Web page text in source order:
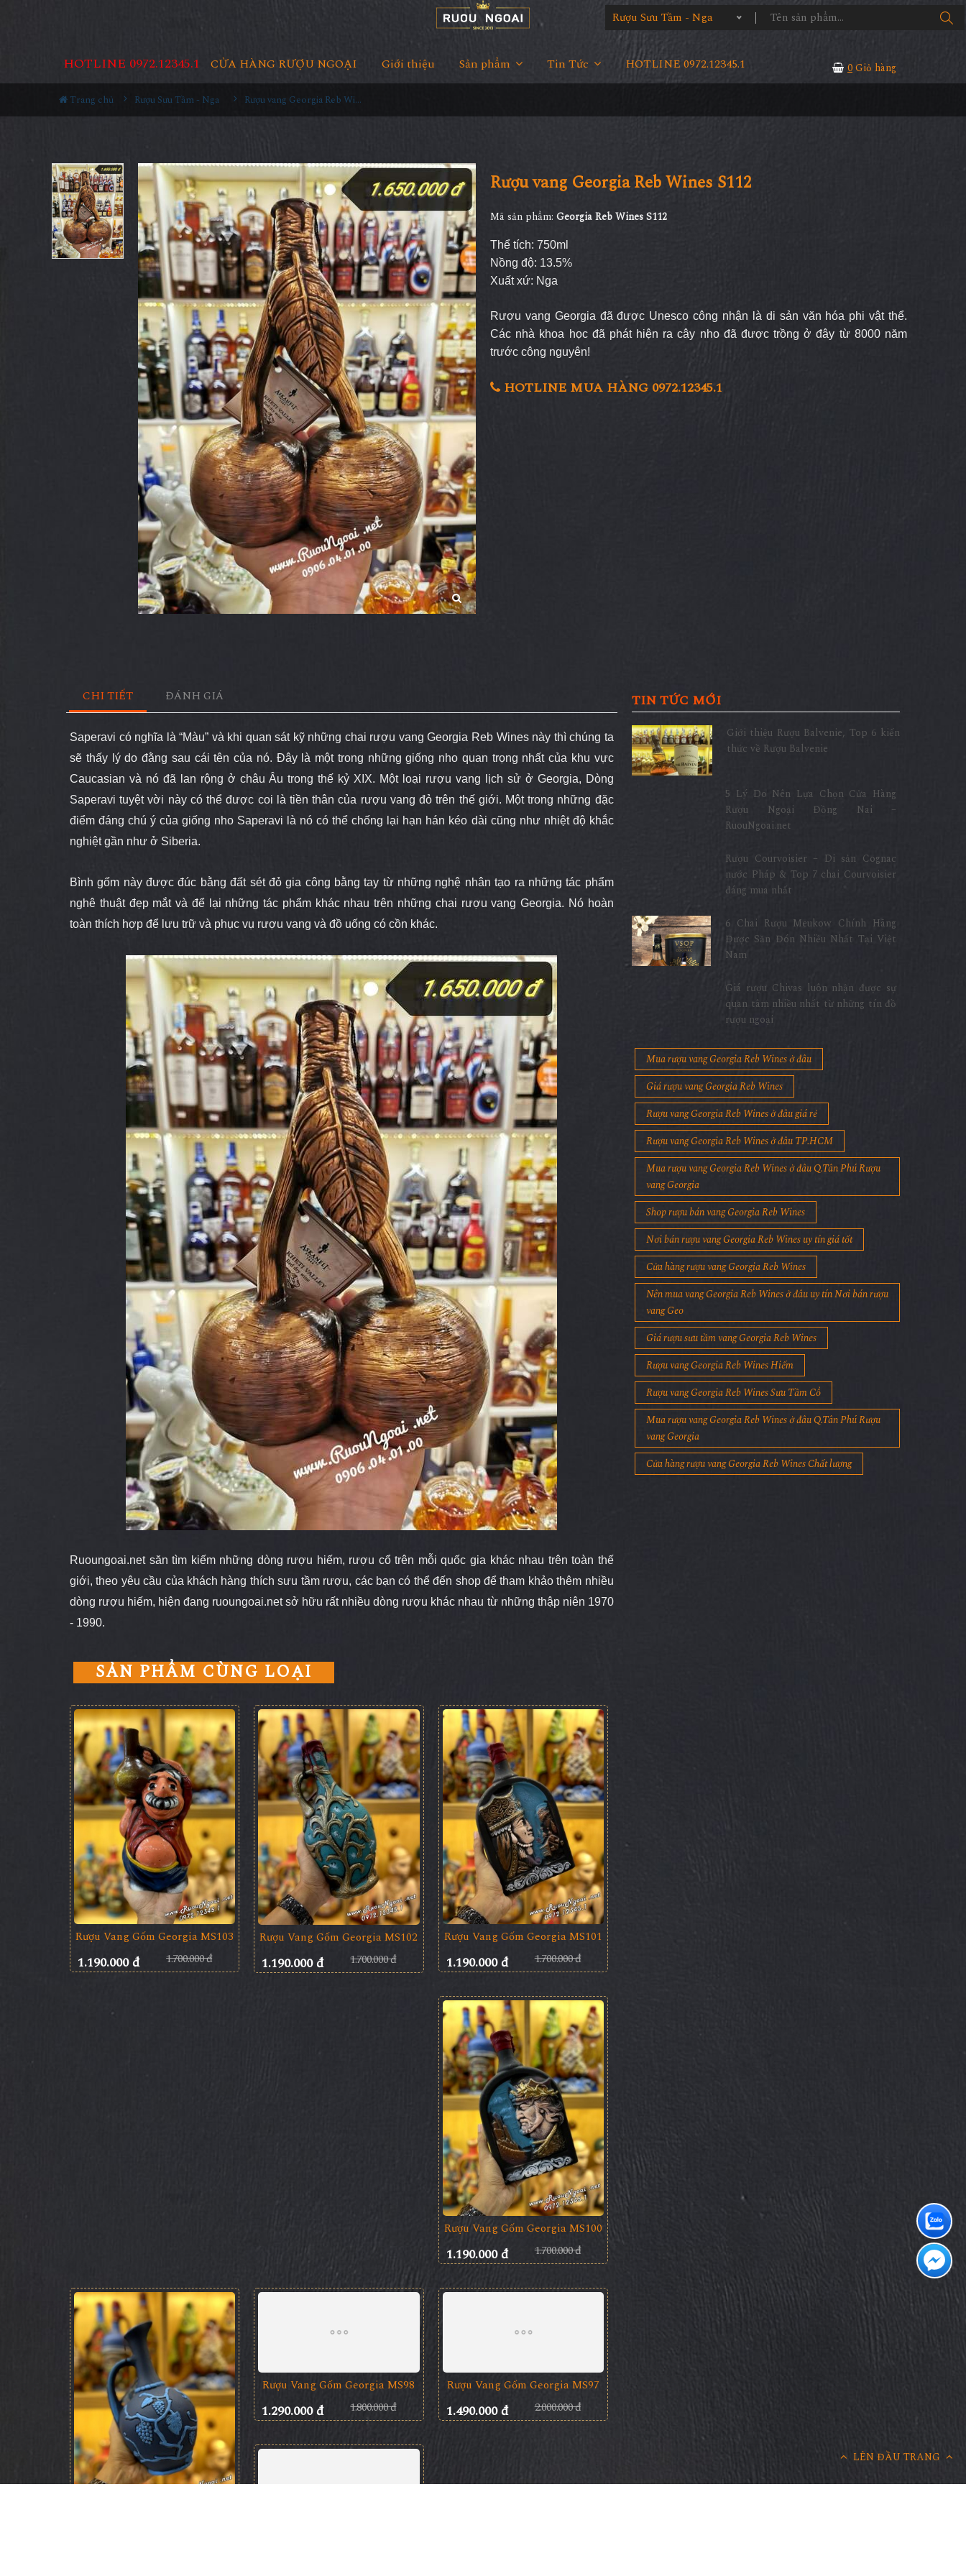
Rượu Sưu Tầm - Nga
CỬA HÀNG RƯỢU NGOẠI Giới thiệu Sản phẩm Tin Tức HOTLINE 0972.12345.1 0Giỏ hàng
HOTLINE 0972.12345.1
Trang chủ Rượu Sưu Tầm - Nga Rượu vang Georgia Reb Wines S112
Rượu vang Georgia Reb Wines S112
Mã sản phẩm: Georgia Reb Wines S112
Thể tích: 750ml
Nồng độ: 13.5%
Xuất xứ: Nga
Rượu vang Georgia đã được Unesco công nhận là di sản văn hóa phi vật thể.
Các nhà khoa học đã phát hiện ra cây nho đã được trồng ở đây từ 8000 năm
trước công nguyên!
HOTLINE MUA HÀNG 0972.12345.1
CHI TIẾT ĐÁNH GIÁ
Saperavi có nghĩa là “Màu” và khi quan sát kỹ những chai rượu vang Georgia Reb Wines này thì chúng ta
sẽ thấy lý do đằng sau cái tên của nó. Đây là một trong những giống nho quan trọng nhất của khu vực
Caucasian và nó đã lan rộng ở châu Âu trong thế kỷ XIX. Một loại rượu vang lịch sử ở Georgia, Dòng
Saperavi tuyệt vời này có thể được coi là tiền thân của rượu vang đỏ trên thế giới. Một trong những đặc
điểm đáng chú ý của giống nho Saperavi là nó có thể chống lại hạn hán kéo dài cũng như nhiệt độ khắc
nghiệt gần như ở Siberia.
Bình gốm này được đúc bằng đất sét đỏ gia công bằng tay từ những nghệ nhân tạo ra những tác phẩm
nghê thuật đẹp mắt và để lại những tác phẩm khác nhau trên những chai rượuvang Georgia. Nó hoàn
toàn thích hợp để lưu trữ và phục vụ rượu vang và đồ uống có cồn khác.
Ruoungoai.net săn tìm kiếm những dòng rượu hiếm, rượu cổtrên mỗi quốc gia khác nhau trên toàn thế
giới, theo yêu cầu của khách hàng thích sưu tầm rượu, các bạn có thể đến shop để tham khảo thêm nhiều
dòng rượu hiếm, hiện đang ruoungoai.net sở hữu rất nhiều dòng rượu khác nhau từ những thập niên 1970
- 1990.
SẢN PHẨM CÙNG LOẠI
Rượu Vang Gốm Georgia MS103
1.190.000 đ 1.700.000 đ
Rượu Vang Gốm Georgia MS102
1.190.000 đ 1.700.000 đ
Rượu Vang Gốm Georgia MS101
1.190.000 đ 1.700.000 đ
Rượu Vang Gốm Georgia MS100
1.190.000 đ 1.700.000 đ
TIN TỨC MỚI
Giới thiệu Rượu Balvenie, Top 6 kiến
thức về Rượu Balvenie
5 Lý Do Nên Lựa Chọn Cửa Hàng
Rượu Ngoại Đồng Nai –
RuouNgoai.net
Rượu Courvoisier – Di sản Cognac
nước Pháp & Top 7 chai Courvoisier
đáng mua nhất
6 Chai Rượu Meukow Chính Hãng
Được Săn Đón Nhiều Nhất Tại Việt
Nam
Giá rượu Chivas luôn nhận được sự
quan tâm nhiều nhất từ những tín đồ
rượu ngoại
Mua rượu vang Georgia Reb Wines ở đâu
Giá rượu vang Georgia Reb Wines
Rượu vang Georgia Reb Wines ở đâu giá rẻ
Rượu vang Georgia Reb Wines ở đâu TP.HCM
Mua rượu vang Georgia Reb Wines ở đâu Q.Tân Phú Rượu
vang Georgia
Shop rượu bán vang Georgia Reb Wines
Nơi bán rượu vang Georgia Reb Wines uy tín giá tốt
Cửa hàng rượu vang Georgia Reb Wines
Nên mua vang Georgia Reb Wines ở đâu uy tín Nơi bán rượu
vang Geo
Giá rượu sưu tầm vang Georgia Reb Wines
Rượu vang Georgia Reb Wines Hiếm
Rượu vang Georgia Reb Wines Sưu Tầm Cổ
Mua rượu vang Georgia Reb Wines ở đâu Q.Tân Phú Rượu
vang Georgia
Cửa hàng rượu vang Georgia Reb Wines Chất lượng
LÊN ĐẦU TRANG